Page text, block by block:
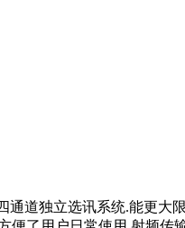
道独立选讯系统.能更大